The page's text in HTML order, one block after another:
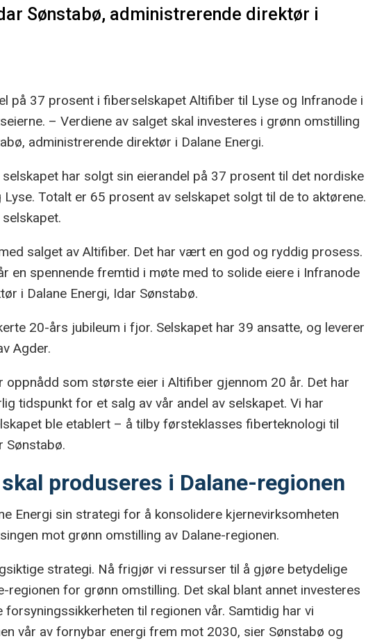
Sønstabø, administrerende direktør i
på 37 prosent i fiberselskapet Altifiber til Lyse og Infranode i
– Verdiene av salget skal investeres i grønn omstilling
administrerende direktør i Dalane Energi.
har solgt sin eierandel på 37 prosent til det nordiske
Totalt er 65 prosent av selskapet solgt til de to aktørene.
salget av Altifiber. Det har vært en god og ryddig prosess.
en spennende fremtid i møte med to solide eiere i Infranode
i Dalane Energi, Idar Sønstabø.
20-års jubileum i fjor. Selskapet har 39 ansatte, og leverer
Agder.
oppnådd som største eier i Altifiber gjennom 20 år. Det har
tidspunkt for et salg av vår andel av selskapet. Vi har
ble etablert – å tilby førsteklasses fiberteknologi til
Sønstabø.
produseres i Dalane-regionen
Energi sin strategi for å konsolidere kjernevirksomheten
mot grønn omstilling av Dalane-regionen.
strategi. Nå frigjør vi ressurser til å gjøre betydelige
regionen for grønn omstilling. Det skal blant annet investeres
til regionen vår. Samtidig har vi
vår av fornybar energi frem mot 2030, sier Sønstabø og